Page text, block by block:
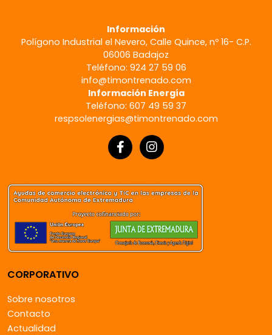
Información
Polígono Industrial el Nevero, Calle Quince, nº 16- C.P.
06006 Badajoz
Teléfono: 924 27 59 06
info@timontrenado.com
Información Energía
Teléfono: 607 49 59 37
respsolenergias@timontrenado.com
CORPORATIVO
Sobre nosotros
Contacto
Actualidad